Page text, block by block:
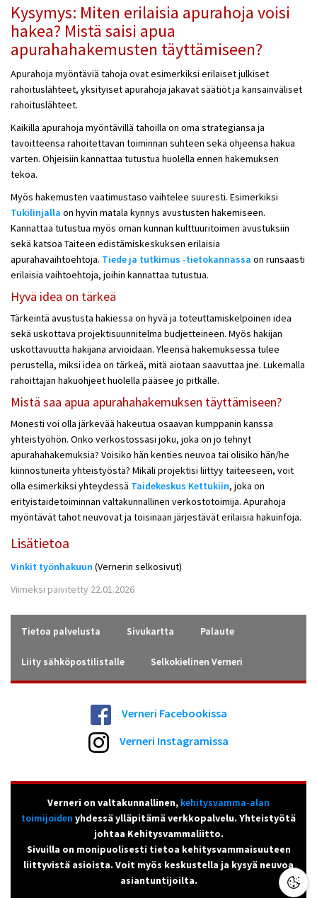
Kysymys: Miten erilaisia apurahoja voisi
hakea? Mistä saisi apua
apurahahakemusten täyttämiseen?
Apurahoja myöntäviä tahoja ovat esimerkiksi erilaiset julkiset
rahoituslähteet, yksityiset apurahoja jakavat säätiöt ja kansainväliset
rahoituslähteet.
Kaikilla apurahoja myöntävillä tahoilla on oma strategiansa ja
tavoitteensa rahoitettavan toiminnan suhteen sekä ohjeensa hakua
varten. Ohjeisiin kannattaa tutustua huolella ennen hakemuksen
tekoa.
Myös hakemusten vaatimustaso vaihtelee suuresti. Esimerkiksi
Tukilinjalla on hyvin matala kynnys avustusten hakemiseen.
Kannattaa tutustua myös oman kunnan kulttuuritoimen avustuksiin
sekä katsoa Taiteen edistämiskeskuksen erilaisia
apurahavaihtoehtoja. Tiede ja tutkimus -tietokannassa on runsaasti
erilaisia vaihtoehtoja, joihin kannattaa tutustua.
Hyvä idea on tärkeä
Tärkeintä avustusta hakiessa on hyvä ja toteuttamiskelpoinen idea
sekä uskottava projektisuunnitelma budjetteineen. Myös hakijan
uskottavuutta hakijana arvioidaan. Yleensä hakemuksessa tulee
perustella, miksi idea on tärkeä, mitä aiotaan saavuttaa jne. Lukemalla
rahoittajan hakuohjeet huolella pääsee jo pitkälle.
Mistä saa apua apurahahakemuksen täyttämiseen?
Monesti voi olla järkevää hakeutua osaavan kumppanin kanssa
yhteistyöhön. Onko verkostossasi joku, joka on jo tehnyt
apurahahakemuksia? Voisiko hän kenties neuvoa tai olisiko hän/he
kiinnostuneita yhteistyöstä? Mikäli projektisi liittyy taiteeseen, voit
olla esimerkiksi yhteydessä Taidekeskus Kettukiin, joka on
erityistaidetoiminnan valtakunnallinen verkostotoimija. Apurahoja
myöntävät tahot neuvovat ja toisinaan järjestävät erilaisia hakuinfoja.
Lisätietoa
Vinkit työnhakuun (Vernerin selkosivut)
Viimeksi päivitetty 22.01.2026
Tietoa palvelusta Sivukartta Palaute
Liity sähköpostilistalle Selkokielinen Verneri
Verneri Facebookissa
Verneri Instagramissa
Verneri on valtakunnallinen, kehitysvamma-alan
toimijoiden yhdessä ylläpitämä verkkopalvelu. Yhteistyötä
johtaa Kehitysvammaliitto.
Sivuilla on monipuolisesti tietoa kehitysvammaisuuteen
liittyvistä asioista. Voit myös keskustella ja kysyä neuvoa
asiantuntijoilta.